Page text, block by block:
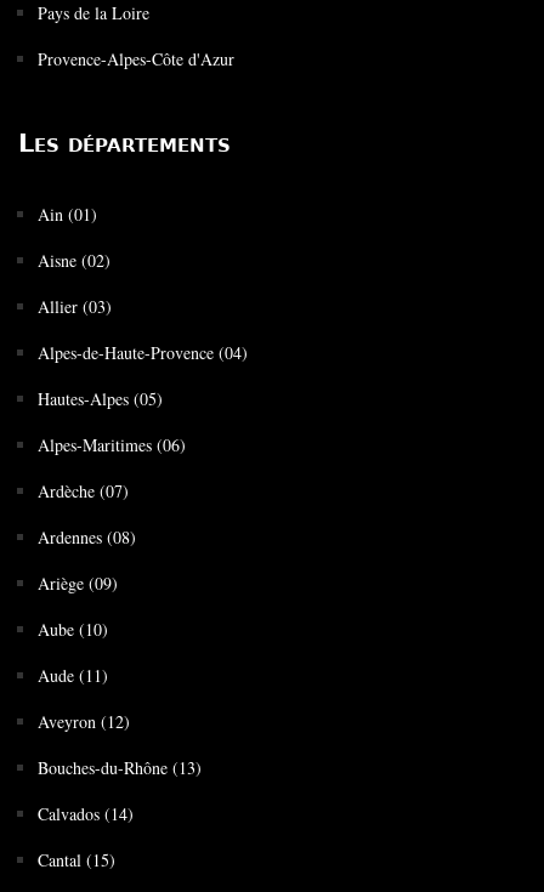
Pays de la Loire
Provence-Alpes-Côte d'Azur
Les départements
Ain (01)
Aisne (02)
Allier (03)
Alpes-de-Haute-Provence (04)
Hautes-Alpes (05)
Alpes-Maritimes (06)
Ardèche (07)
Ardennes (08)
Ariège (09)
Aube (10)
Aude (11)
Aveyron (12)
Bouches-du-Rhône (13)
Calvados (14)
Cantal (15)